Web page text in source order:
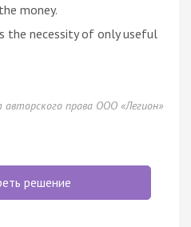
money.
the necessity of only useful
авторского права ООО «Легион»
решение